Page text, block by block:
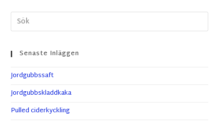
Senaste Inläggen
Jordgubbssaft
Jordgubbskladdkaka
Pulled ciderkyckling